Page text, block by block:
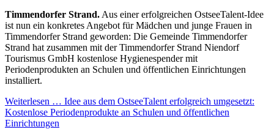
Timmendorfer Strand. Aus einer erfolgreichen OstseeTalent-Idee
ist nun ein konkretes Angebot für Mädchen und junge Frauen in
Timmendorfer Strand geworden: Die Gemeinde Timmendorfer
Strand hat zusammen mit der Timmendorfer Strand Niendorf
Tourismus GmbH kostenlose Hygienespender mit
Periodenprodukten an Schulen und öffentlichen Einrichtungen
installiert.
Weiterlesen … Idee aus dem OstseeTalent erfolgreich umgesetzt:
Kostenlose Periodenprodukte an Schulen und öffentlichen
Einrichtungen